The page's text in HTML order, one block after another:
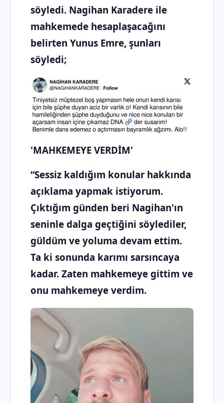
söyledi. Nagihan Karadere ile
mahkemede hesaplaşacağını
belirten Yunus Emre, şunları
söyledi;
'MAHKEMEYE VERDİM'
“Sessiz kaldığım konular hakkında
açıklama yapmak istiyorum.
Çıktığım günden beri Nagihan'ın
seninle dalga geçtiğini söylediler,
güldüm ve yoluma devam ettim.
Ta ki sonunda karımı sarsıncaya
kadar. Zaten mahkemeye gittim ve
onu mahkemeye verdim.